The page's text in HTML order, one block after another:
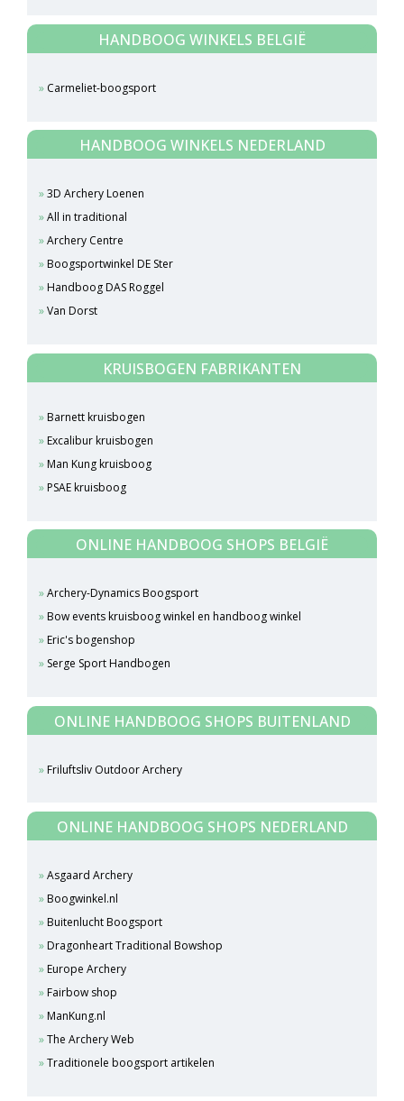
HANDBOOG WINKELS BELGIË
Carmeliet-boogsport
HANDBOOG WINKELS NEDERLAND
3D Archery Loenen
All in traditional
Archery Centre
Boogsportwinkel DE Ster
Handboog DAS Roggel
Van Dorst
KRUISBOGEN FABRIKANTEN
Barnett kruisbogen
Excalibur kruisbogen
Man Kung kruisboog
PSAE kruisboog
ONLINE HANDBOOG SHOPS BELGIË
Archery-Dynamics Boogsport
Bow events kruisboog winkel en handboog winkel
Eric's bogenshop
Serge Sport Handbogen
ONLINE HANDBOOG SHOPS BUITENLAND
Friluftsliv Outdoor Archery
ONLINE HANDBOOG SHOPS NEDERLAND
Asgaard Archery
Boogwinkel.nl
Buitenlucht Boogsport
Dragonheart Traditional Bowshop
Europe Archery
Fairbow shop
ManKung.nl
The Archery Web
Traditionele boogsport artikelen